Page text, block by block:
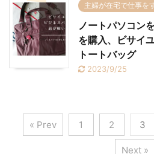
主婦が在宅で仕事を
ノートパソコン
を購入、ビサイ
トートバッグ
2023/9/25
« Prev 1 2 3
Next »